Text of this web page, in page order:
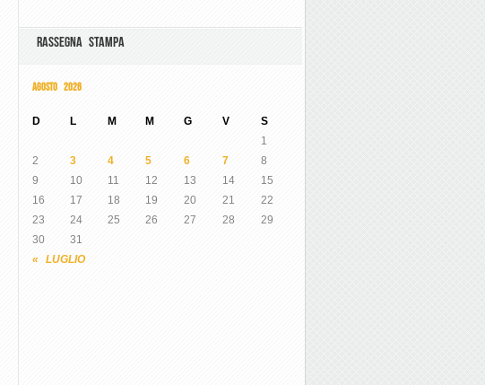
RASSEGNA STAMPA
AGOSTO 2026
D L M M G V S
« LUGLIO
1
2
3 4 5 6 7
8
9
10 11 12 13 14
15
16
17 18 19 20 21
22
23
24 25 26 27 28
29
30
31